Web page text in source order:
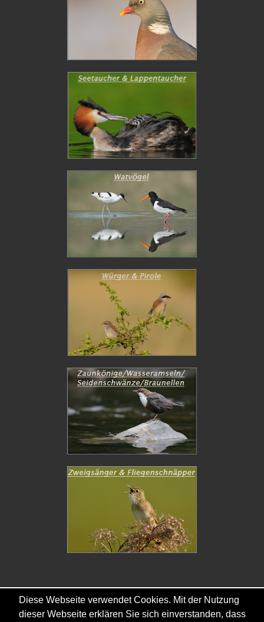
Copyright © - 2026 - Gordana & Ralf Kistowski
Diese Webseite verwendet Cookies. Mit der Nutzung
dieser Webseite erklären Sie sich einverstanden, dass